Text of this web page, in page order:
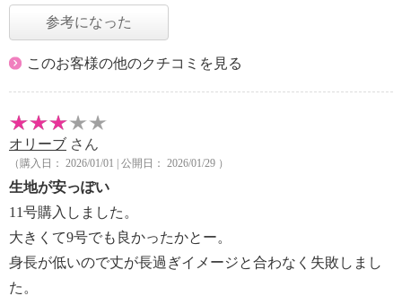
参考になった
このお客様の他のクチコミを見る
オリーブ さん
（購入日： 2026/01/01 | 公開日： 2026/01/29 ）
生地が安っぽい
11号購入しました。
大きくて9号でも良かったかとー。
身長が低いので丈が長過ぎイメージと合わなく失敗しまし
た。